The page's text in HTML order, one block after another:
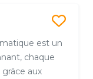
est un
chaque
aux